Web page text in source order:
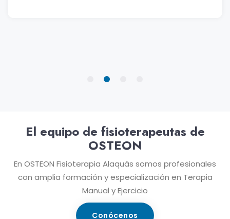
El equipo de fisioterapeutas de
OSTEON
En OSTEON Fisioterapia Alaquàs somos profesionales
con amplia formación y especialización en Terapia
Manual y Ejercicio
Conócenos